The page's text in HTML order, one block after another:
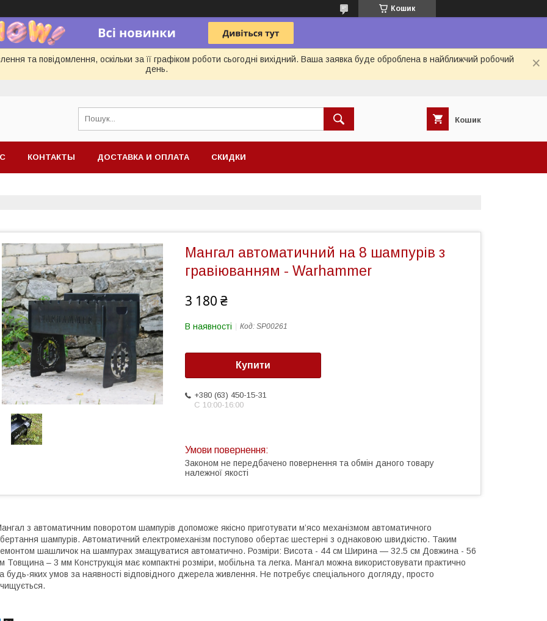
Кошик
та повідомлення, оскільки за її графіком роботи сьогодні вихідний. Ваша заявка буде оброблена в найближчий робочий
день.
Кошик
КОНТАКТЫ ДОСТАВКА И ОПЛАТА СКИДКИ
Мангал автоматичний на 8 шампурів з
гравіюванням - Warhammer
3 180 ₴
В наявності Код: SP00261
Купити
+380 (63) 450-15-31
С 10:00-16:00
Законом не передбачено повернення та обмін даного товару
належної якості
з автоматичним поворотом шампурів допоможе якісно приготувати м’ясо механізмом автоматичного
шампурів. Автоматичний електромеханізм поступово обертає шестерні з однаковою швидкістю. Таким
шашличок на шампурах змащуватися автоматично. Розміри: Висота - 44 см Ширина — 32.5 см Довжина - 56
Товщина – 3 мм Конструкція має компактні розміри, мобільна та легка. Мангал можна використовувати практично
будь-яких умов за наявності відповідного джерела живлення. Не потребує спеціального догляду, просто